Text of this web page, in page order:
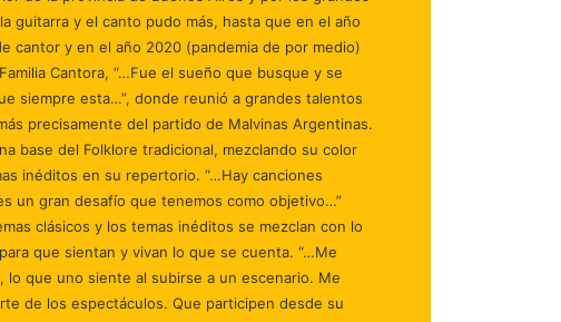
guitarra y el canto pudo más, hasta que en el año
cantor y en el año 2020 (pandemia de por medio)
Cantora, “…Fue el sueño que busque y se
siempre esta…”, donde reunió a grandes talentos
precisamente del partido de Malvinas Argentinas.
base del Folklore tradicional, mezclando su color
inéditos en su repertorio. “…Hay canciones
un gran desafío que tenemos como objetivo…”
clásicos y los temas inéditos se mezclan con lo
que sientan y vivan lo que se cuenta. “…Me
que uno siente al subirse a un escenario. Me
de los espectáculos. Que participen desde su